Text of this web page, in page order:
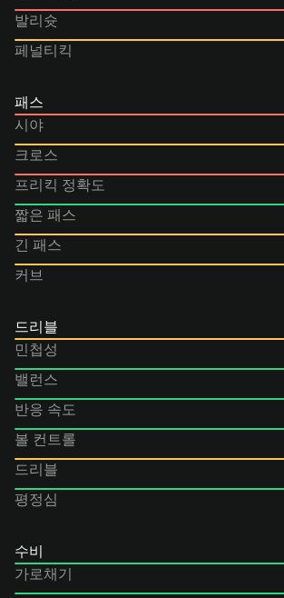
발리슛
페널티킥
패스
시야
크로스
프리킥 정확도
짧은 패스
긴 패스
커브
드리블
민첩성
밸런스
반응 속도
볼 컨트롤
드리블
평정심
수비
가로채기